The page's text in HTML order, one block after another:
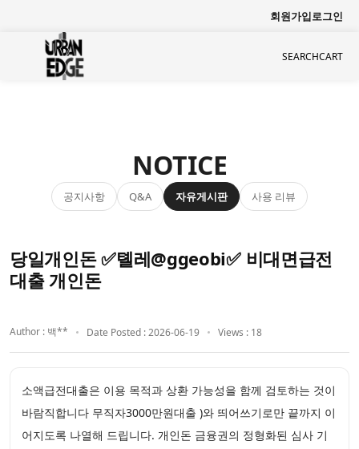
회원가입로그인
SEARCHCART
NOTICE
공지사항 Q&A 자유게시판 사용 리뷰
당일개인돈 ✅톌레@ggeobi✅ 비대면급전
대출 개인돈
Author : 백** Date Posted : 2026-06-19 Views : 18
소액급전대출은 이용 목적과 상환 가능성을 함께 검토하는 것이
바람직합니다 무직자3000만원대출 )와 띄어쓰기로만 끝까지 이
어지도록 나열해 드립니다. 개인돈 금융권의 정형화된 심사 기